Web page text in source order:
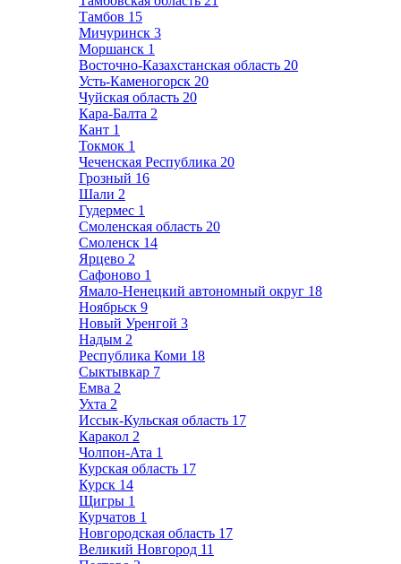
Тамбов 15
Мичуринск 3
Моршанск 1
Восточно-Казахстанская область 20
Усть-Каменогорск 20
Чуйская область 20
Кара-Балта 2
Кант 1
Токмок 1
Чеченская Республика 20
Грозный 16
Шали 2
Гудермес 1
Смоленская область 20
Смоленск 14
Ярцево 2
Сафоново 1
Ямало-Ненецкий автономный округ 18
Ноябрьск 9
Новый Уренгой 3
Надым 2
Республика Коми 18
Сыктывкар 7
Емва 2
Ухта 2
Иссык-Кульская область 17
Каракол 2
Чолпон-Ата 1
Курская область 17
Курск 14
Щигры 1
Курчатов 1
Новгородская область 17
Великий Новгород 11